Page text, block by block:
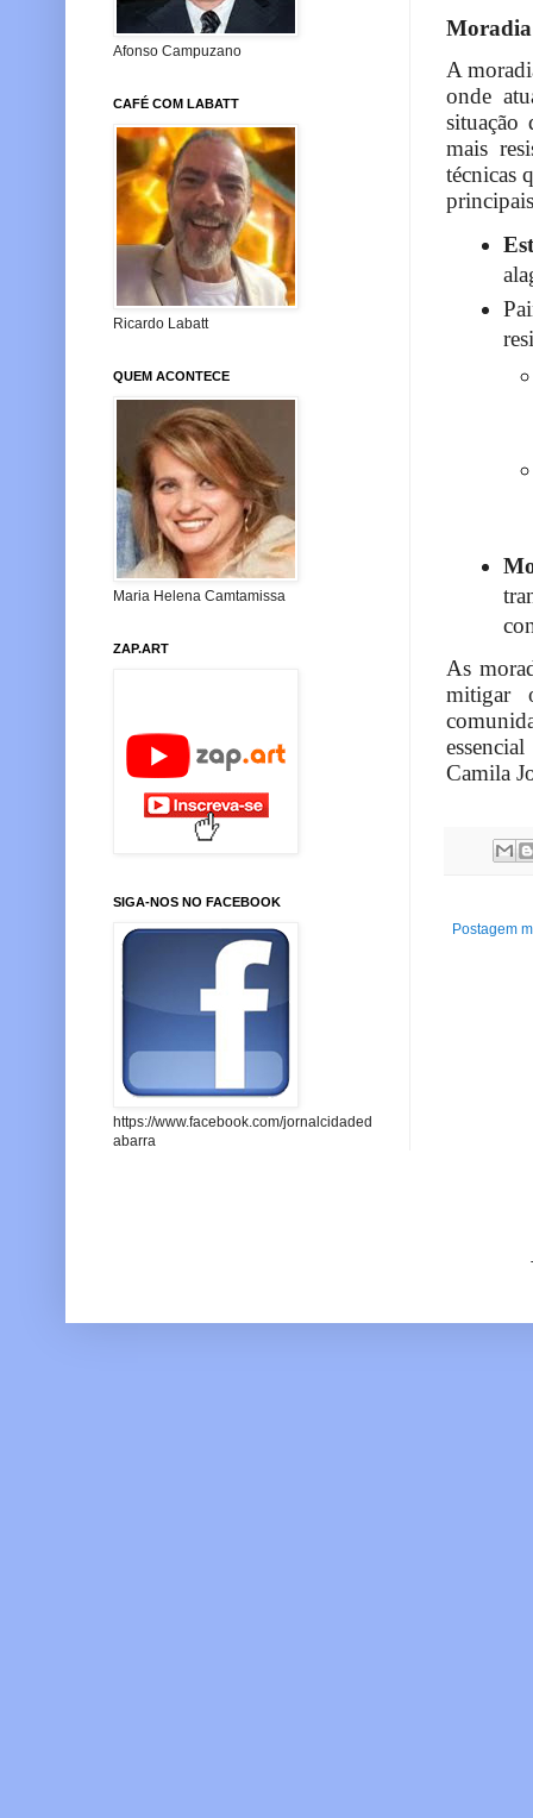
Moradia
A
onde
situação
mais
técnicas
As
mitigar
Camila
Postagem
Afonso Campuzano
CAFÉ COM LABATT
Ricardo Labatt
QUEM ACONTECE
Maria Helena Camtamissa
ZAP.ART
SIGA-NOS NO FACEBOOK
https://www.facebook.com/jornalcidaded
abarra